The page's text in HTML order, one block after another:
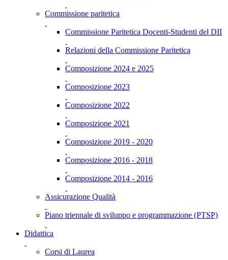
Commissione paritetica
Commissione Paritetica Docenti-Studenti del DII
Relazioni della Commissione Paritetica
Composizione 2024 e 2025
Composizione 2023
Composizione 2022
Composizione 2021
Composizione 2019 - 2020
Composizione 2016 - 2018
Composizione 2014 - 2016
Assicurazione Qualità
Piano triennale di sviluppo e programmazione (PTSP)
Didattica
Corsi di Laurea